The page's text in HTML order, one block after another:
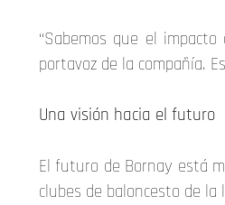
“Sabemos que el
portavoz de la compañía.
Una visión hacia el futuro
El futuro de Bornay está
clubes de baloncesto de